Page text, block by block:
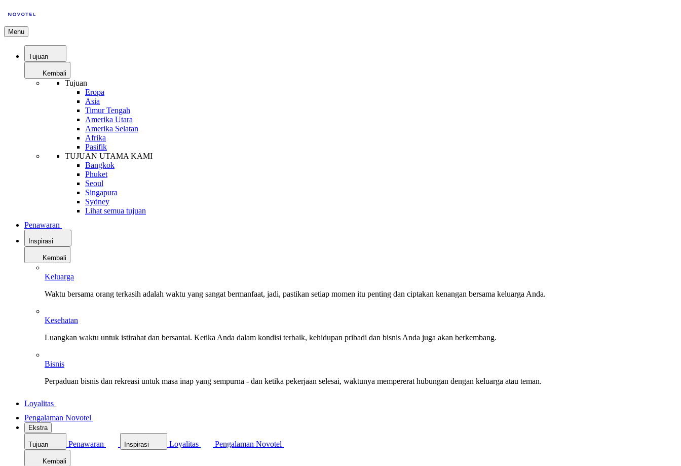
Menu
Tujuan
Kembali
Tujuan
Eropa
Asia
Timur Tengah
Amerika Utara
Amerika Selatan
Afrika
Pasifik
TUJUAN UTAMA KAMI
Bangkok
Phuket
Seoul
Singapura
Sydney
Lihat semua tujuan
Penawaran
Inspirasi
Kembali
Keluarga
Waktu bersama orang terkasih adalah waktu yang sangat bermanfaat, jadi, pastikan setiap momen itu penting dan ciptakan kenangan bersama keluarga Anda.
Kesehatan
Luangkan waktu untuk istirahat dan bersantai. Ketika Anda dalam kondisi terbaik, kehidupan pribadi dan bisnis Anda juga akan berkembang.
Bisnis
Perpaduan bisnis dan rekreasi untuk masa inap yang sempurna - dan ketika pekerjaan selesai, waktunya mempererat hubungan dengan keluarga atau teman.
Loyalitas
Pengalaman Novotel
Ekstra
Tujuan Penawaran Inspirasi Loyalitas Pengalaman Novotel
Kembali